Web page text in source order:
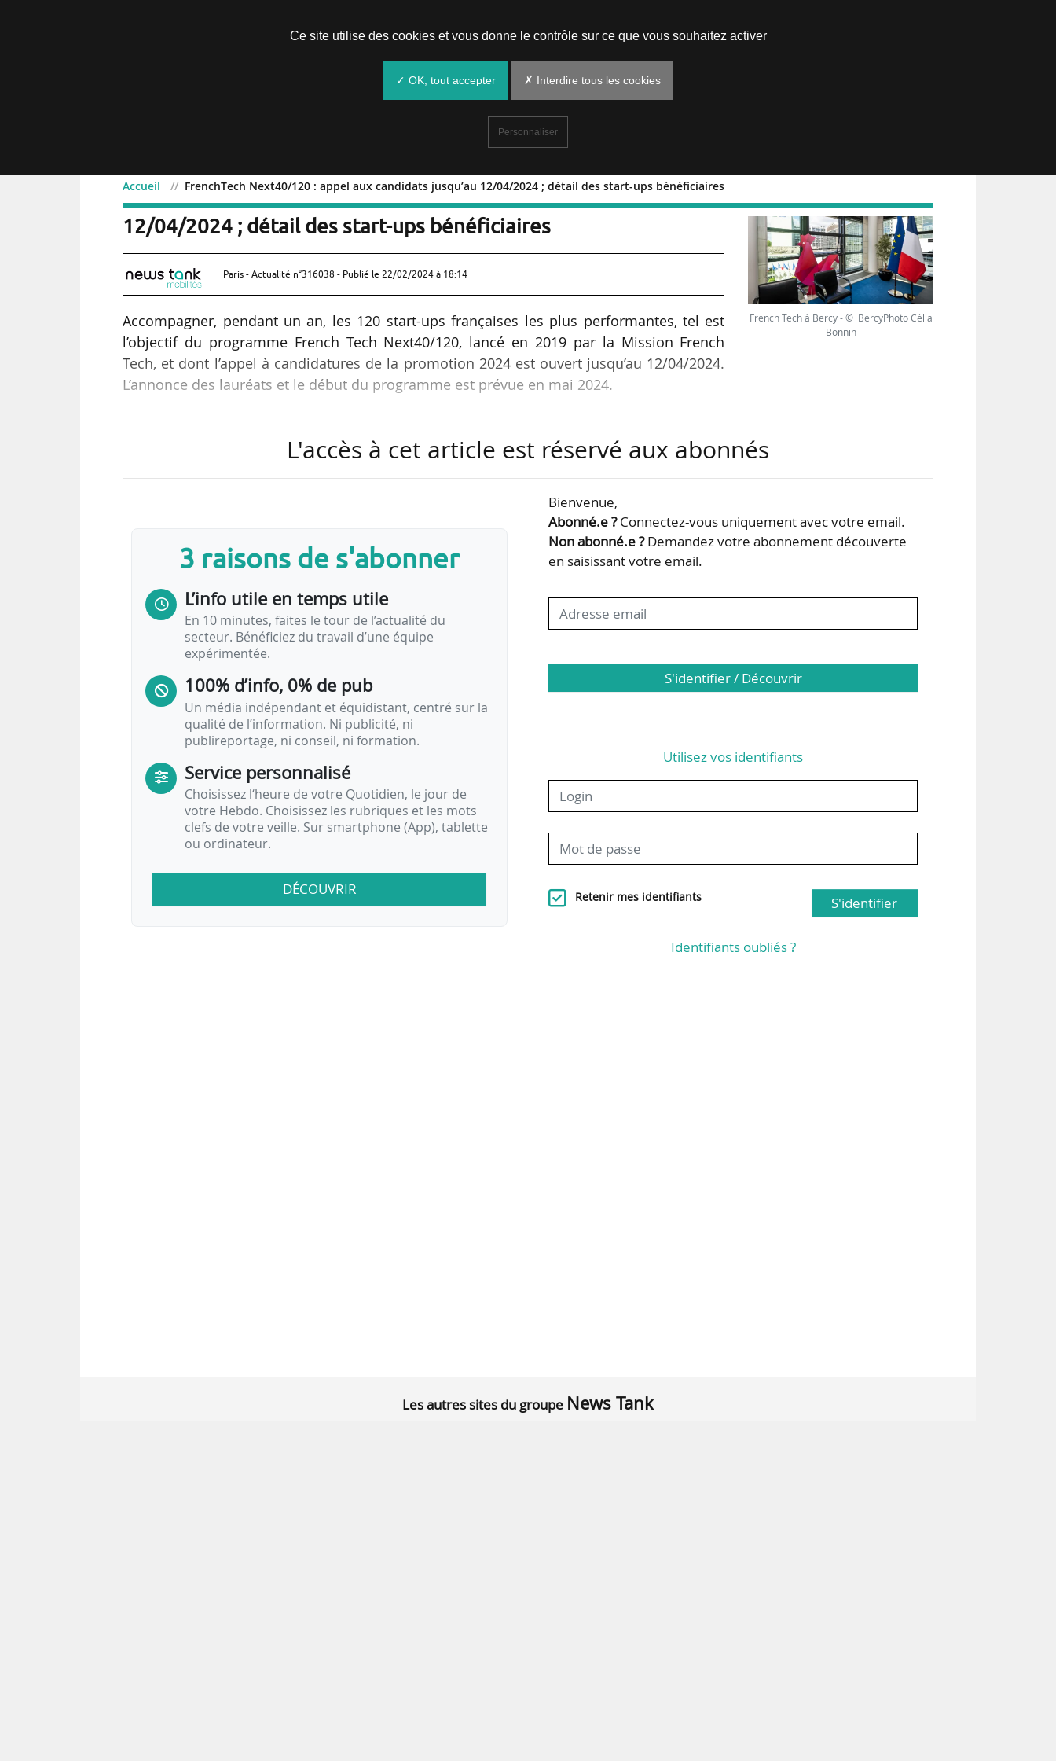
Accueil FrenchTech Next40/120 : appel aux candidats jusqu’au 12/04/2024 ; détail des start-ups bénéficiaires
FrenchTech Next40/120 : appel aux candidats jusqu’au
12/04/2024 ; détail des start-ups bénéficiaires
Paris - Actualité n°316038 - Publié le 22/02/2024 à 18:14
Accompagner, pendant un an, les 120 start-ups françaises les plus performantes, tel est
l’objectif du programme French Tech Next40/120, lancé en 2019 par la Mission French
Tech, et dont l’appel à candidatures de la promotion 2024 est ouvert jusqu’au 12/04/2024.
L’annonce des lauréats et le début du programme est prévue en mai 2024.
tels que le développement international, le financement, le recrutement, l’implantation
« Suite aux recommandations du French Tech Finance Partners, les critères de sélection
ont été partiellement modifiés afin de tenir compte de la montée en maturité de
l’écosystème Tech, de s’adapter au nouveau…
French Tech à Bercy - © BercyPhoto Célia
Bonnin
L'accès à cet article est réservé aux abonnés
3 raisons de s'abonner
L’info utile en temps utile
En 10 minutes, faites le tour de l’actualité du
secteur. Bénéficiez du travail d’une équipe
expérimentée.
100% d’info, 0% de pub
Un média indépendant et équidistant, centré sur la
qualité de l’information. Ni publicité, ni
publireportage, ni conseil, ni formation.
Service personnalisé
Choisissez l‘heure de votre Quotidien, le jour de
votre Hebdo. Choisissez les rubriques et les mots
clefs de votre veille. Sur smartphone (App), tablette
ou ordinateur.
DÉCOUVRIR
Bienvenue,
Abonné.e ?Connectez-vous uniquement avec votre email.
Non abonné.e ?Demandez votre abonnement découverte
en saisissant votre email.
S'identifier / Découvrir
Utilisez vos identifiants
Retenir mes identifiants S'identifier
Identifiants oubliés ?
Les autres sites du groupe News Tank
Ce site utilise des cookies et vous donne le contrôle sur ce que vous souhaitez activer
✓ OK, tout accepter ✗ Interdire tous les cookies
Personnaliser